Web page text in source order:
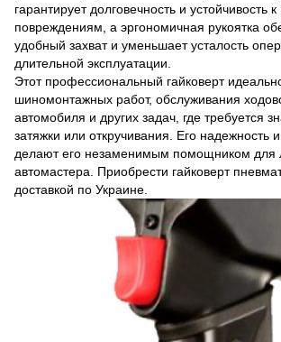
гарантирует долговечность и устойчивость
повреждениям, а эргономичная рукоятка
удобный захват и уменьшает усталость
длительной эксплуатации.
Этот профессиональный гайковерт
шиномонтажных работ, обслуживания
автомобиля и других задач, где требуется
затяжки или откручивания. Его надежность
делают его незаменимым помощником для
автомастера. Приобрести гайковерт
доставкой по Украине.